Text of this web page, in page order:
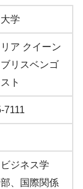
学
ア クイーン
リスベンゴ
ト
7111
ジネス学
、国際関係